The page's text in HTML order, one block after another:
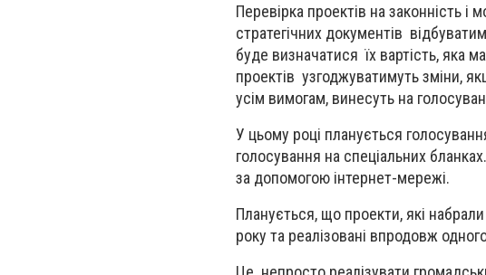
Перевірка проектів на законність і
стратегічних документів
буде визначатися їх вартість,
проектів узгоджуватимуть зміни,
усім вимогам, винесуть на
У цьому році планується
голосування на спеціальних
за допомогою інтернет-мережі.
Планується, що проекти, які
року та реалізовані впродовж